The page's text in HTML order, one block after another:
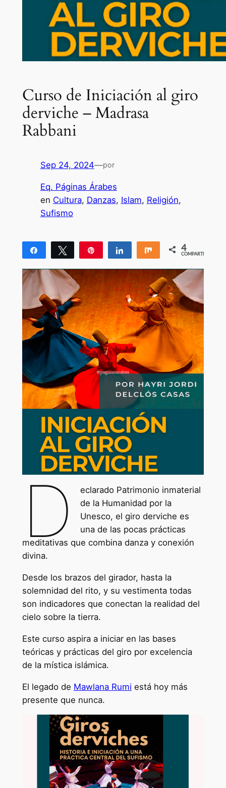
Curso de Iniciación al giro
derviche – Madrasa
Rabbani
Sep 24, 2024—por
Eq. Páginas Árabes
en Cultura, Danzas, Islam, Religión
Sufismo
Compartir Twittear Compartir Compartir
4
COMPARTIR
D
eclarado Patrimonio inmaterial
de la Humanidad por la
Unesco, el giro derviche es
una de las pocas prácticas
meditativas que combina danza y conexión
divina.
Desde los brazos del girador, hasta la
solemnidad del rito, y su vestimenta todas
son indicadores que conectan la realidad del
cielo sobre la tierra.
Este curso aspira a iniciar en las bases
teóricas y prácticas del giro por excelencia
de la mística islámica.
El legado de Mawlana Rumi está hoy más
presente que nunca.